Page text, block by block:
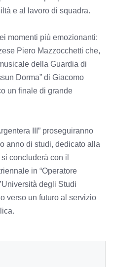
e al lavoro di squadra.
momenti più emozionanti:
Piero Mazzocchetti che,
della Guardia di
Dorma” di Giacomo
un finale di grande
III” proseguiranno
anno di studi, dedicato alla
concluderà con il
in “Operatore
degli Studi
verso un futuro al servizio